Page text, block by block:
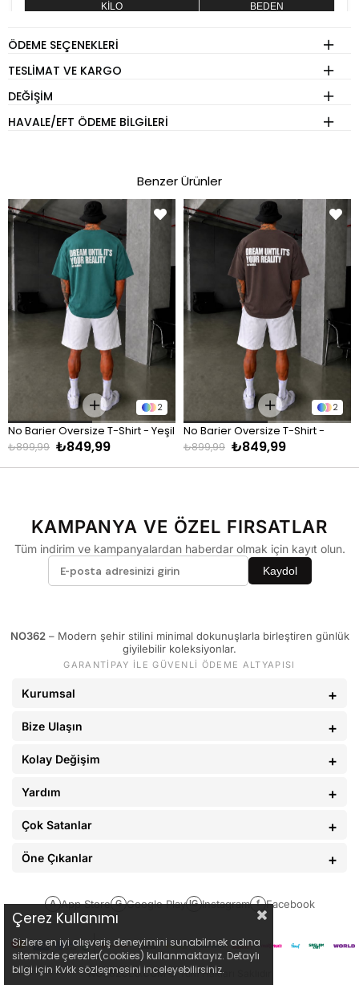
KİLO BEDEN
60 - 65 kg
70 - 75 kg
80 - 89 kg L
90 - 110 kg
Pantolon
BEDEN
60 - 65 kg
66 - 71 kg 30
72 - 77 kg 31
78 - 82 kg 32
94 - 110 kg 36
ÖDEME SEÇENEKLERI
TESLIMAT VE KARGO
DEĞIŞIM
HAVALE/EFT ÖDEME BILGILERI
Benzer Ürünler
2
No Barier Oversize T-Shirt - Yeşil
₺849,99
₺899,99
2
No Barier Oversize T-Shirt -
Kahve
₺849,99
₺899,99
KAMPANYA VE ÖZEL FIRSATLAR
Tüm indirim ve kampanyalardan haberdar olmak için kayıt olun.
Kaydol
NO362 – Modern şehir stilini minimal dokunuşlarla birleştiren günlük
giyilebilir koleksiyonlar.
GARANTİPAY İLE GÜVENLİ ÖDEME ALTYAPISI
Kurumsal
Bize Ulaşın
Kolay Değişim
Yardım
Çok Satanlar
Öne Çıkanlar
A App Store G Google Play IG Instagram f Facebook
NO362CLO.COM© Tüm Hakları Saklıdır
Çerez Kullanımı
Sizlere en iyi alışveriş deneyimini sunabilmek adına
sitemizde çerezler(cookies) kullanmaktayız. Detaylı
bilgi için Kvkk sözleşmesini inceleyebilirsiniz.